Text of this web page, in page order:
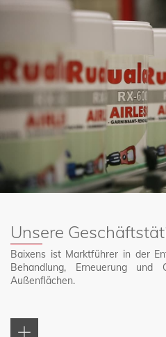
Vertriebsnetzes. Diese
Forschung ausgerichtet.
Ein qualifiziertes
strengen Qualitätskontrollen
den Normen ISO 9001, ISO
Basis zur Erfüllung unserer
möglichst effiziente Arbeit und
verbesserte interne Verfahren
Unsere
Baixens ist Marktführer in der
Behandlung, Erneuerung
Außenflächen.